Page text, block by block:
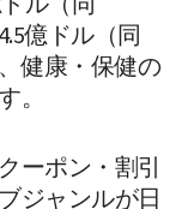
億ドル（同
健康・保健の
。
ーポン・割引
ジャンルが日